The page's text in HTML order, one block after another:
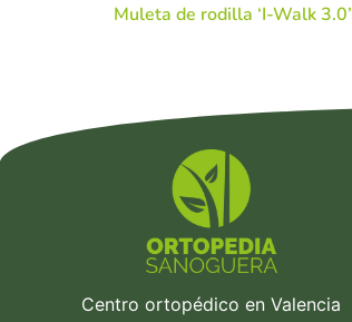
Muleta de rodilla ‘I-Walk 3.0’
Centro ortopédico en Valencia